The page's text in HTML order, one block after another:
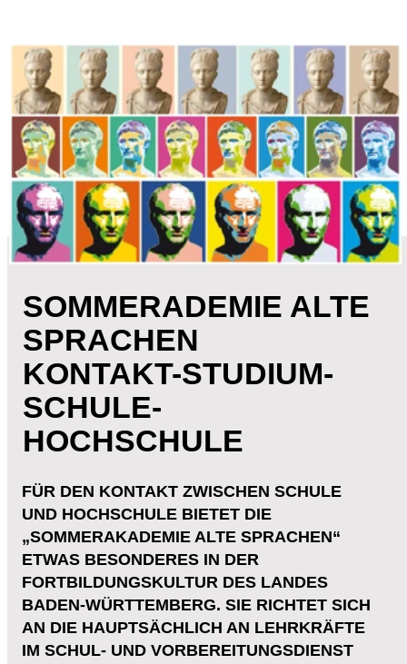
HOCHSCHULE
FÜR DEN KONTAKT ZWISCHEN SCHULE
UND HOCHSCHULE BIETET DIE
„SOMMERAKADEMIE ALTE SPRACHEN“
ETWAS BESONDERES IN DER
FORTBILDUNGSKULTUR DES LANDES
BADEN-WÜRTTEMBERG. SIE RICHTET SICH
AN DIE HAUPTSÄCHLICH AN LEHRKRÄFTE
IM SCHUL- UND VORBEREITUNGSDIENST
UND AN DIE STUDIERENDEN DER
UNIVERSITÄTEN DES LANDES BADEN-
WÜRTTEMBERG.
VERANSTALTUNG GESTALTETEN WIR